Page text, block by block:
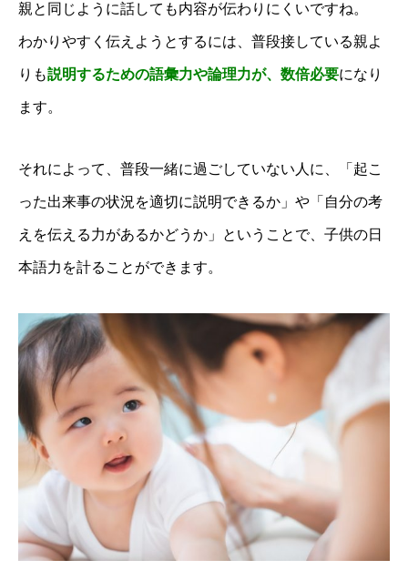
親と同じように話しても内容が伝わりにくいですね。
わかりやすく伝えようとするには、普段接している親よ
りも説明するための語彙力や論理力が、数倍必要になり
ます。
それによって、普段一緒に過ごしていない人に、「起こ
った出来事の状況を適切に説明できるか」や「自分の考
えを伝える力があるかどうか」ということで、子供の日
本語力を計ることができます。